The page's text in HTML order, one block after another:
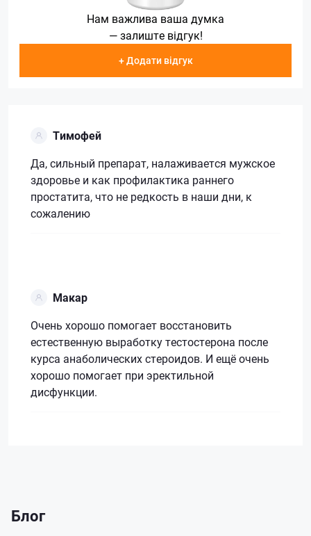
Нам важлива ваша думка
— залиште відгук!
+ Додати відгук
Тимофей
Да, сильный препарат, налаживается мужское
здоровье и как профилактика раннего
простатита, что не редкость в наши дни, к
сожалению
Макар
Очень хорошо помогает восстановить
естественную выработку тестостерона после
курса анаболических стероидов. И ещё очень
хорошо помогает при эректильной
дисфункции.
Блог